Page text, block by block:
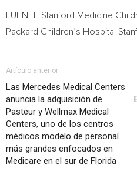
FUENTE Stanford Medicine
Packard Children’s Hospital
Artículo anterior
Las Mercedes Medical Centers
anuncia la adquisición de
Pasteur y Wellmax Medical
Centers, uno de los centros
médicos modelo de personal
más grandes enfocados en
Medicare en el sur de Florida